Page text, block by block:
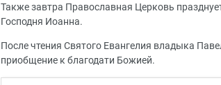
Также завтра Православная Церковь
Господня Иоанна.
После чтения Святого Евангелия владыка
приобщение к благодати Божией.